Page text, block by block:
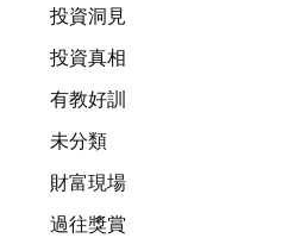
投資洞見
投資真相
有教好訓
未分類
財富現場
過往獎賞